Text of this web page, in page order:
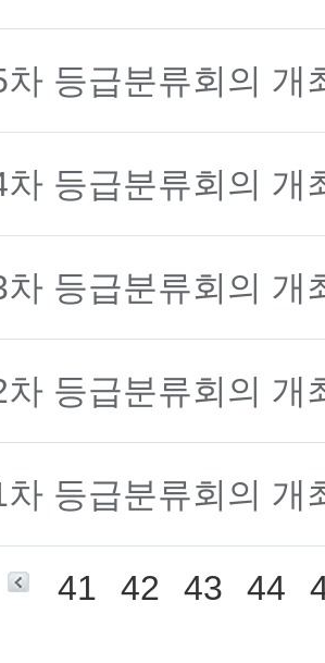
등급분류회의 개
등급분류회의 개
등급분류회의 개
등급분류회의 개
등급분류회의 개
41 42 43 44